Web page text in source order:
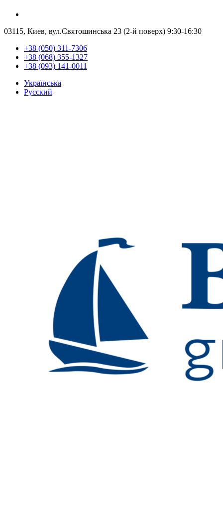
03115, Киев, вул.Святошинська 23 (2-й поверх) 9:30-16:30
+38 (050) 311-7306
+38 (068) 355-1327
+38 (093) 141-0011
Українська
Русский